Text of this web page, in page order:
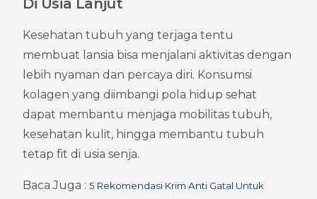
Di Usia Lanjut
Kesehatan tubuh yang terjaga tentu
membuat lansia bisa menjalani aktivitas dengan
lebih nyaman dan percaya diri. Konsumsi
kolagen yang diimbangi pola hidup sehat
dapat membantu menjaga mobilitas tubuh,
kesehatan kulit, hingga membantu tubuh
tetap fit di usia senja.
Baca Juga : 5 Rekomendasi Krim Anti Gatal Untuk